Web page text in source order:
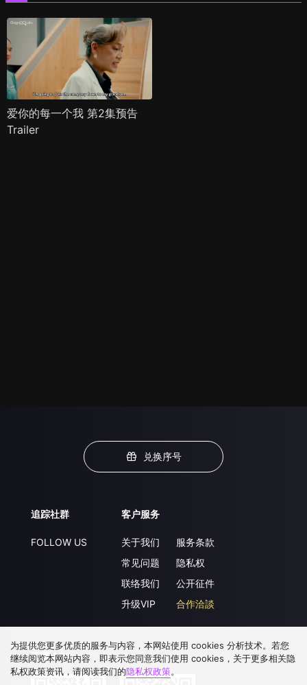
爱你的每一个我 第2集预告
Trailer
兑换序号
追踪社群
FOLLOW US
客户服务
关于我们
常见问题
联络我们
升级VIP
服务条款
隐私权
公开征件
合作洽談
下载 APP
为提供您更多优质的服务与内容，本网站使用 cookies 分析技术。若您
继续阅览本网站内容，即表示您同意我们使用 cookies，关于更多相关隐
私权政策资讯，请阅读我们的隐私权政策。